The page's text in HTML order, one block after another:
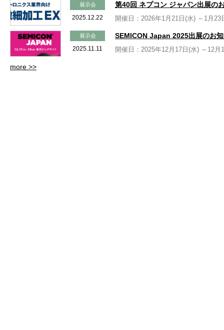
展示会
2025.12.22
第40回 ネプコン ジャパン出展の
開催日：2026年1月21日(水) ～1月23
展示会
2025.11.11
SEMICON Japan 2025出展のお
開催日：2025年12月17日(水) ～12月
more >>